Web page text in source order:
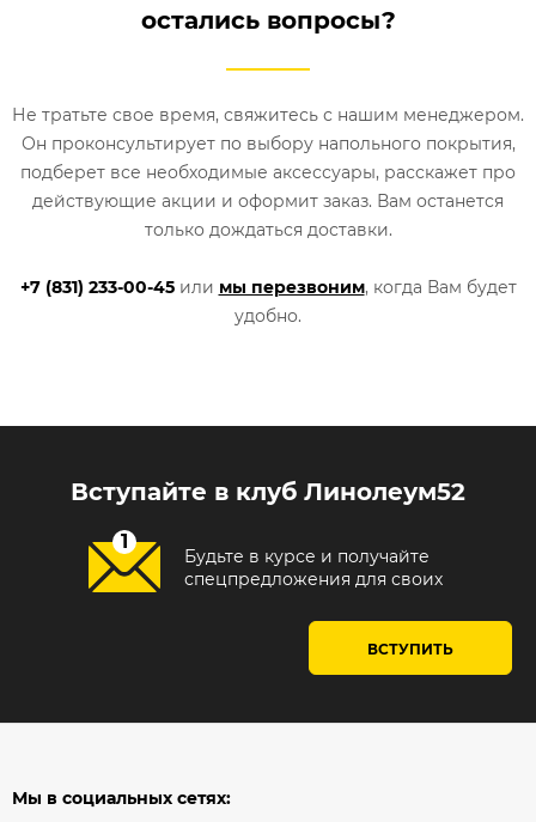
остались вопросы?
Не тратьте свое время, свяжитесь с нашим менеджером.
Он проконсультирует по выбору напольного покрытия,
подберет все необходимые аксессуары, расскажет про
действующие акции и оформит заказ. Вам останется
только дождаться доставки.
+7 (831) 233-00-45или мы перезвоним, когда Вам будет
удобно.
Вступайте в клуб Линолеум52
Будьте в курсе и получайте
спецпредложения для своих
ВСТУПИТЬ
Мы в социальных сетях: